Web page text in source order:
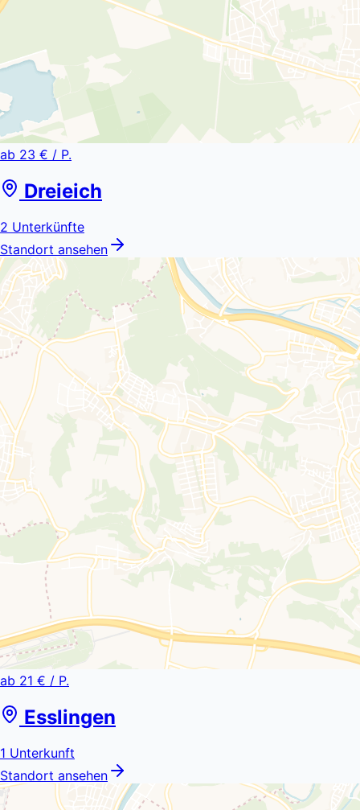
ab 23 € / P.
Dreieich
2 Unterkünfte
Standort ansehen
ab 21 € / P.
Esslingen
1 Unterkunft
Standort ansehen